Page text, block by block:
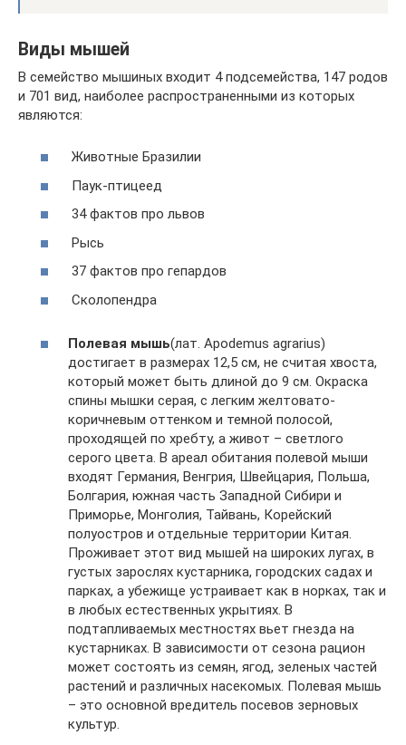
Виды мышей
В семейство мышиных входит 4 подсемейства, 147 родов
и 701 вид, наиболее распространенными из которых
являются:
Животные Бразилии
Паук-птицеед
34 фактов про львов
Рысь
37 фактов про гепардов
Сколопендра
Полевая мышь(лат. Apodemus agrarius)
достигает в размерах 12,5 см, не считая хвоста,
который может быть длиной до 9 см. Окраска
спины мышки серая, с легким желтовато-
коричневым оттенком и темной полосой,
проходящей по хребту, а живот – светлого
серого цвета. В ареал обитания полевой мыши
входят Германия, Венгрия, Швейцария, Польша,
Болгария, южная часть Западной Сибири и
Приморье, Монголия, Тайвань, Корейский
полуостров и отдельные территории Китая.
Проживает этот вид мышей на широких лугах, в
густых зарослях кустарника, городских садах и
парках, а убежище устраивает как в норках, так и
в любых естественных укрытиях. В
подтапливаемых местностях вьет гнезда на
кустарниках. В зависимости от сезона рацион
может состоять из семян, ягод, зеленых частей
растений и различных насекомых. Полевая мышь
– это основной вредитель посевов зерновых
культур.